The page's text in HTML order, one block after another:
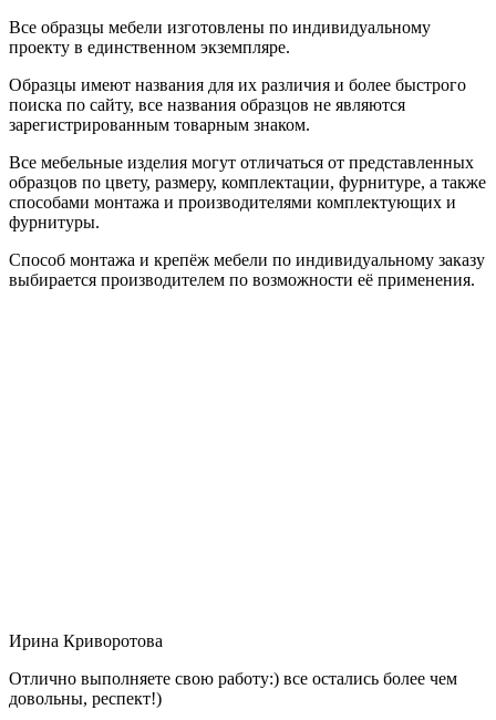
Все образцы мебели изготовлены по индивидуальному
проекту в единственном экземпляре.
Образцы имеют названия для их различия и более быстрого
поиска по сайту, все названия образцов не являются
зарегистрированным товарным знаком.
Все мебельные изделия могут отличаться от представленных
образцов по цвету, размеру, комплектации, фурнитуре, а также
способами монтажа и производителями комплектующих и
фурнитуры.
Способ монтажа и крепёж мебели по индивидуальному заказу
выбирается производителем по возможности её применения.
Ирина Криворотова
Отлично выполняете свою работу:) все остались более чем
довольны, респект!)